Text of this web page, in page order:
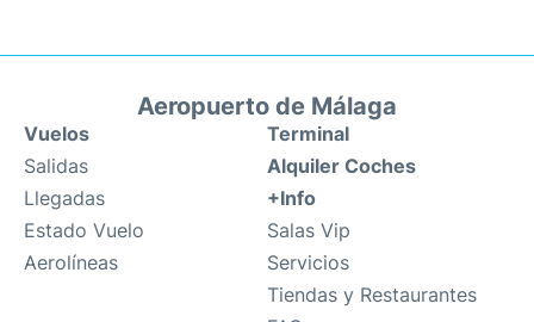
Aeropuerto de Málaga
Vuelos
Salidas
Llegadas
Estado Vuelo
Aerolíneas
Terminal
Alquiler Coches
+Info
Salas Vip
Servicios
Tiendas y Restaurantes